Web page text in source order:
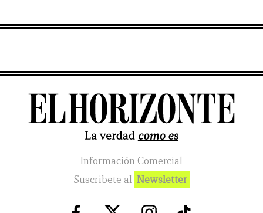
Información Comercial
Suscribete al Newsletter